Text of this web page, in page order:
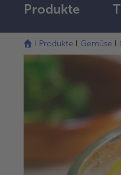
Produkte
Produkte Gemüse